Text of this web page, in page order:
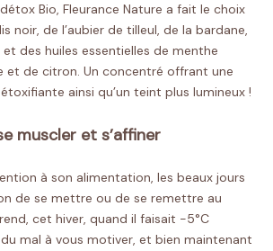
Bio, Fleurance Nature a fait le choix
noir, de l’aubier de tilleul, de la bardane,
et des huiles essentielles de menthe
et de citron. Un concentré offrant une
ainsi qu’un teint plus lumineux !
muscler et s’affiner
à son alimentation, les beaux jours
de se mettre ou de se remettre au
cet hiver, quand il faisait -5°C
mal à vous motiver, et bien maintenant